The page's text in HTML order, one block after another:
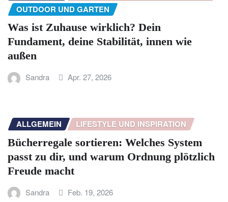
OUTDOOR UND GARTEN
Was ist Zuhause wirklich? Dein
Fundament, deine Stabilität, innen wie
außen
Sandra Apr. 27, 2026
ALLGEMEIN LIFESTYLE UND INSPIRATION
Bücherregale sortieren: Welches System
passt zu dir, und warum Ordnung plötzlich
Freude macht
Sandra Feb. 19, 2026